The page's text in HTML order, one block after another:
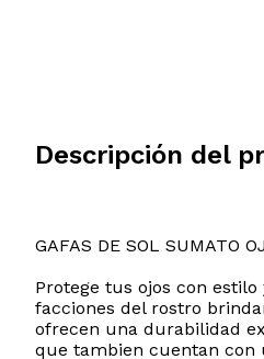
Descripción del
GAFAS DE SOL SUMATO
Protege tus ojos con
facciones del rostro
ofrecen una durabilidad
que tambien cuentan con